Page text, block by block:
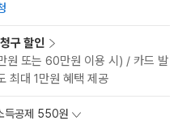
구 할인
원 또는 60만원 이용 시) / 카드 발
최대 1만원 혜택 제공
득공제 550원